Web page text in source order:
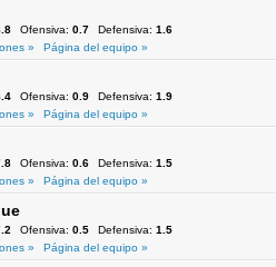
Ofensiva: 0.7 Defensiva: 1.6
»
Página del equipo »
Ofensiva: 0.9 Defensiva: 1.9
»
Página del equipo »
Ofensiva: 0.6 Defensiva: 1.5
»
Página del equipo »
Ofensiva: 0.5 Defensiva: 1.5
»
Página del equipo »